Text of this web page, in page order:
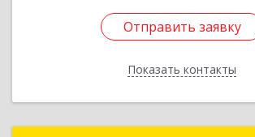
Отправить заявку
Показать контакты
Отправить заявку
Назад